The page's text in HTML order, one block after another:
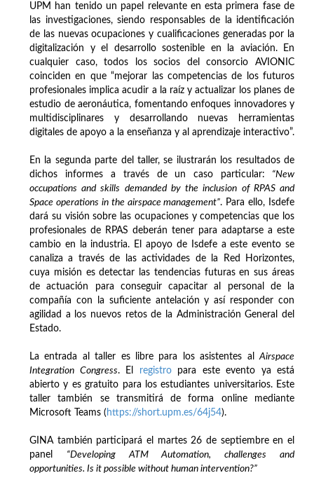
UPM han tenido un papel relevante en esta primera fase de
las investigaciones, siendo responsables de la identificación
de las nuevas ocupaciones y cualificaciones generadas por la
digitalización y el desarrollo sostenible en la aviación. En
cualquier caso, todos los socios del consorcio AVIONIC
coinciden en que “mejorar las competencias de los futuros
profesionales implica acudir a la raíz y actualizar los planes de
estudio de aeronáutica, fomentando enfoques innovadores y
multidisciplinares y desarrollando nuevas herramientas
digitales de apoyo a la enseñanza y al aprendizaje interactivo”.
En la segunda parte del taller, se ilustrarán los resultados de
dichos informes a través de un caso particular: “New
occupations and skills demanded by the inclusion of RPAS and
Space operations in the airspace management”. Para ello, Isdefe
dará su visión sobre las ocupaciones y competencias que los
profesionales de RPAS deberán tener para adaptarse a este
cambio en la industria. El apoyo de Isdefe a este evento se
canaliza a través de las actividades de la Red Horizontes,
cuya misión es detectar las tendencias futuras en sus áreas
de actuación para conseguir capacitar al personal de la
compañía con la suficiente antelación y así responder con
agilidad a los nuevos retos de la Administración General del
Estado.
La entrada al taller es libre para los asistentes al Airspace
Integration Congress. El registropara este evento ya está
abierto y es gratuito para los estudiantes universitarios. Este
taller también se transmitirá de forma online mediante
Microsoft Teams ( https://short.upm.es/64j54).
GINA también participará el martes 26 de septiembre en el
panel “Developing ATM Automation, challenges and
opportunities. Is it possible without human intervention?”